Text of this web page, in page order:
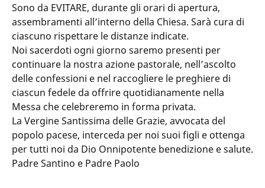
Sono da EVITARE, durante gli orari di apertura,
assembramenti all’interno della Chiesa. Sarà cura di
ciascuno rispettare le distanze indicate.
Noi sacerdoti ogni giorno saremo presenti per
continuare la nostra azione pastorale, nell’ascolto
delle confessioni e nel raccogliere le preghiere di
ciascun fedele da offrire quotidianamente nella
Messa che celebreremo in forma privata.
La Vergine Santissima delle Grazie, avvocata del
popolo pacese, interceda per noi suoi figli e ottenga
per tutti noi da Dio Onnipotente benedizione e salute.
Padre Santino e Padre Paolo